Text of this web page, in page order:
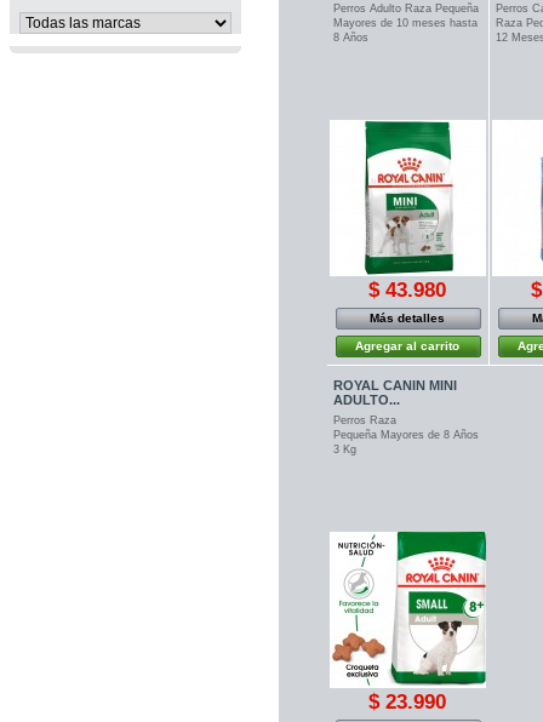
Perros Adulto Raza Pequeña
Mayores de 10 meses hasta
8 Años
$ 43.980
Más detalles
Agregar al carrito
Perros
Raza
12
ROYAL CANIN MINI
ADULTO...
Perros Raza
Pequeña Mayores de 8 Años
3 Kg
$ 23.990